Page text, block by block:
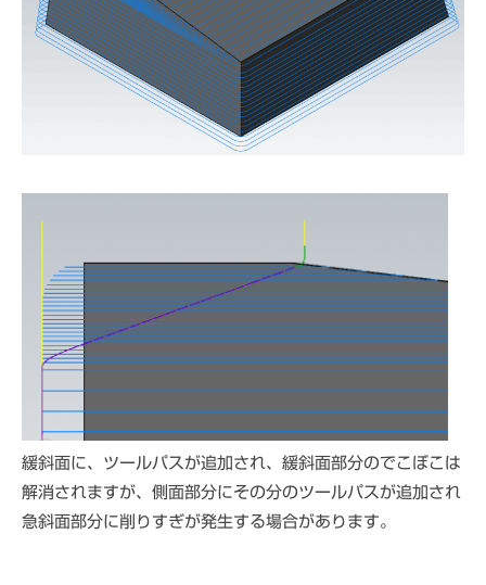
緩斜面に、ツールパスが追加され、緩斜面部分のでこぼこは
解消されますが、側面部分にその分のツールパスが追加され
急斜面部分に削りすぎが発生する場合があります。